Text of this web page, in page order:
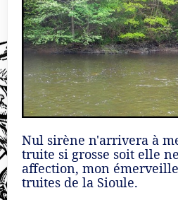
Nul sirène n'arrivera à
truite si grosse soit elle
affection, mon
truites de la Sioule.